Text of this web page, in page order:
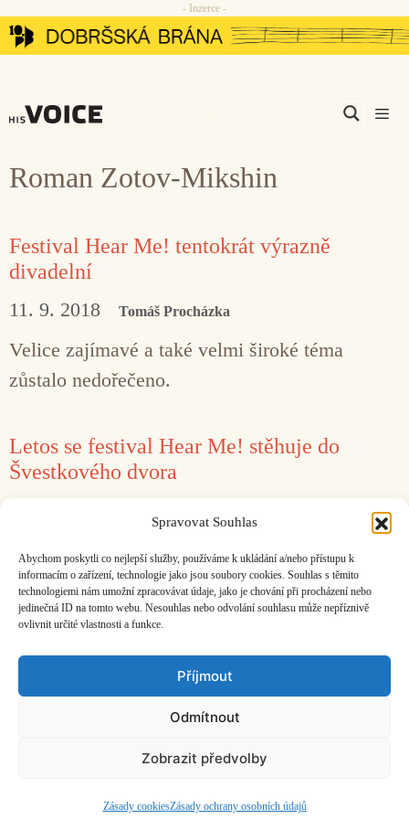
Spravovat Souhlas
Abychom poskytli co nejlepší služby, používáme k ukládání a/nebo přístupu k
informacím o zařízení, technologie jako jsou soubory cookies. Souhlas s těmito
technologiemi nám umožní zpracovávat údaje, jako je chování při procházení nebo
jedinečná ID na tomto webu. Nesouhlas nebo odvolání souhlasu může nepříznivě
ovlivnit určité vlastnosti a funkce.
Příjmout
Odmítnout
Zobrazit předvolby
Zásady cookiesZásady ochrany osobních údajů
Přeskočit
na
- Inzerce -
Roman Zotov-Mikshin
Festival Hear Me! tentokrát výrazně
divadelní
11. 9. 2018 Tomáš Procházka
Velice zajímavé a také velmi široké téma
zůstalo nedořečeno.
Letos se festival Hear Me! stěhuje do
Švestkového dvora
Letos se zaměřením na průniky performativního
umění a improvizace.
ČASOPIS O JINÉ HUDBĚ | vydává Hudební informační středisko
©2026 HISvoice – design a adminAtelier Dokument